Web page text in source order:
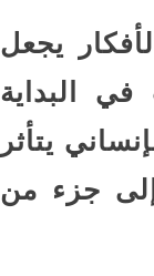
يجعل
في البداية
يتأثر
إلى جزء من